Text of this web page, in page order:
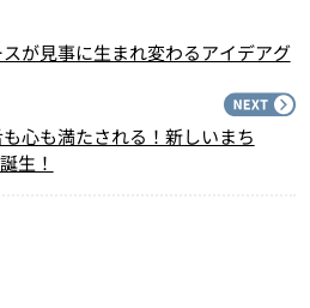
が見事に生まれ変わるアイデアグ
心も満たされる！新しいまち
生！